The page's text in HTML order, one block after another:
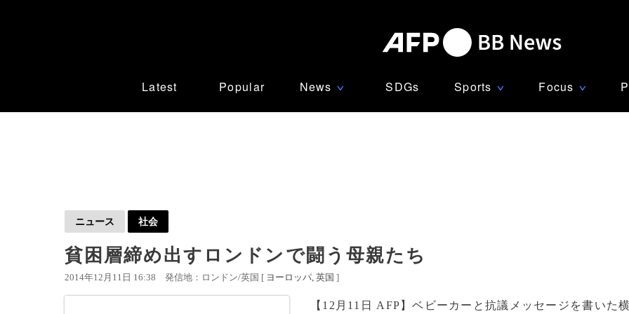
Latest Popular News ∨ SDGs Sports ∨ Focus ∨
ニュース 社会
貧困層締め出すロンドンで闘う母親たち
2014年12月11日 16:38 発信地：ロンドン/英国 [ ヨーロッパ 英国 ]
【12月11日 AFP】ベビーカーと抗議メッセージを書いた横